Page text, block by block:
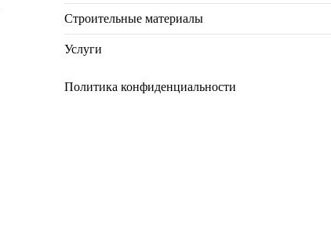
Строительные материалы
Услуги
Политика конфиденциальности